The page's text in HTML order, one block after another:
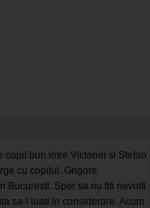
copii bun intre Victoriei si Stefan
cu copilul. Grigore
Bucuresti. Sper sa nu fiti nevoiti
sa-l luati in considerare. Acum